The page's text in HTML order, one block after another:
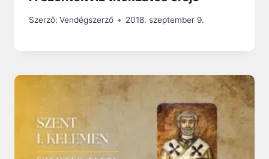
Szerző: Vendégszerző 2018. szeptember 9.